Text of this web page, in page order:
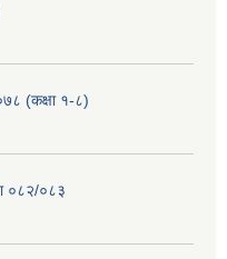
(कक्षा १-८)
०८२/०८३